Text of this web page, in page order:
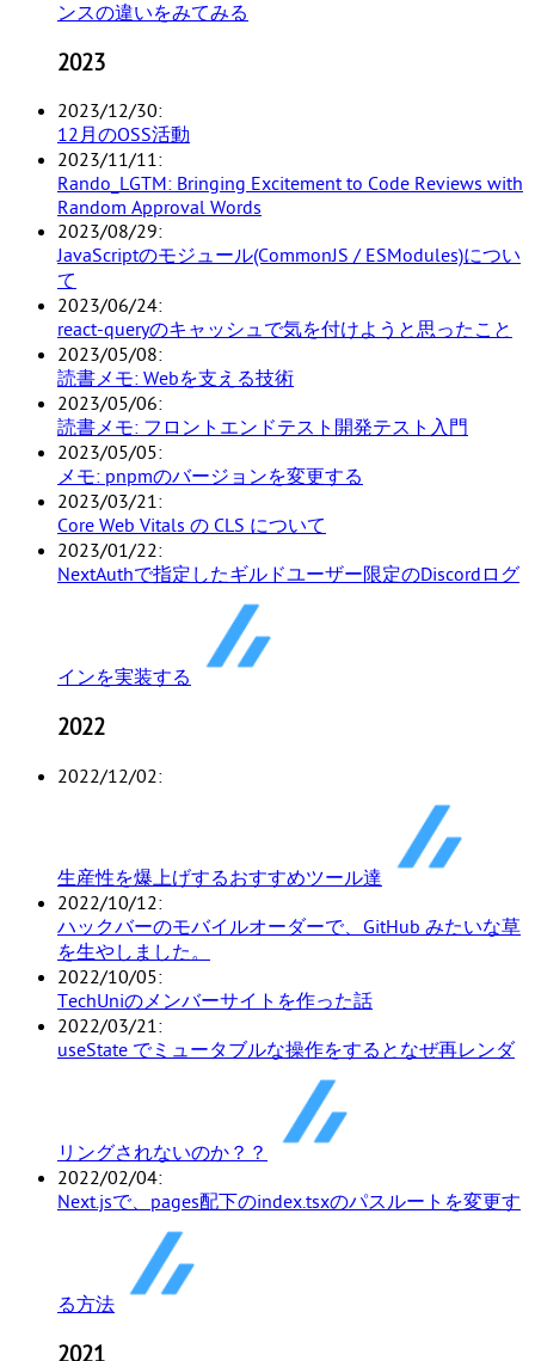
ンスの違いをみてみる
2023
2023/12/30
12月のOSS活動
2023/11/11
Rando_LGTM: Bringing Excitement to Code Reviews with
Random Approval Words
2023/08/29
JavaScriptのモジュール(CommonJS / ESModules)につい
て
2023/06/24
react-queryのキャッシュで気を付けようと思ったこと
2023/05/08
読書メモ: Webを支える技術
2023/05/06
読書メモ: フロントエンドテスト開発テスト入門
2023/05/05
メモ: pnpmのバージョンを変更する
2023/03/21
Core Web Vitals の CLS について
2023/01/22
NextAuthで指定したギルドユーザー限定のDiscordログ
インを実装する
2022
2022/12/02
生産性を爆上げするおすすめツール達
2022/10/12
ハックバーのモバイルオーダーで、GitHub みたいな草
を生やしました。
2022/10/05
TechUniのメンバーサイトを作った話
2022/03/21
useState でミュータブルな操作をするとなぜ再レンダ
リングされないのか？？
2022/02/04
Next.jsで、pages配下のindex.tsxのパスルートを変更す
る方法
2021